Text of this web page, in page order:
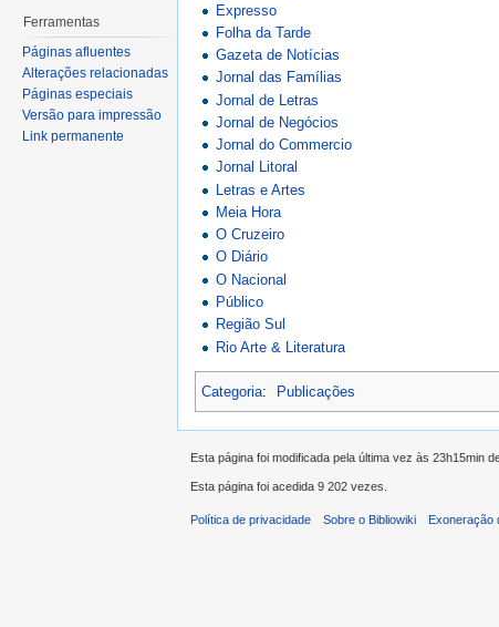
Expresso
Folha da Tarde
Gazeta de Notícias
Jornal das Famílias
Jornal de Letras
Jornal de Negócios
Jornal do Commercio
Jornal Litoral
Letras e Artes
Meia Hora
O Cruzeiro
O Diário
O Nacional
Público
Região Sul
Rio Arte & Literatura
Categoria: Publicações
Ferramentas
Páginas afluentes
Alterações relacionadas
Páginas especiais
Versão para impressão
Link permanente
Esta página foi modificada pela última vez às 23h15min
Esta página foi acedida 9 202 vezes.
Política de privacidade Sobre o Bibliowiki Exoneração